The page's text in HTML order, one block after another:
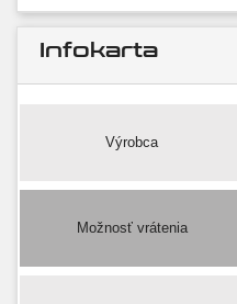
Infokarta
Výrobca
Možnosť vrátenia